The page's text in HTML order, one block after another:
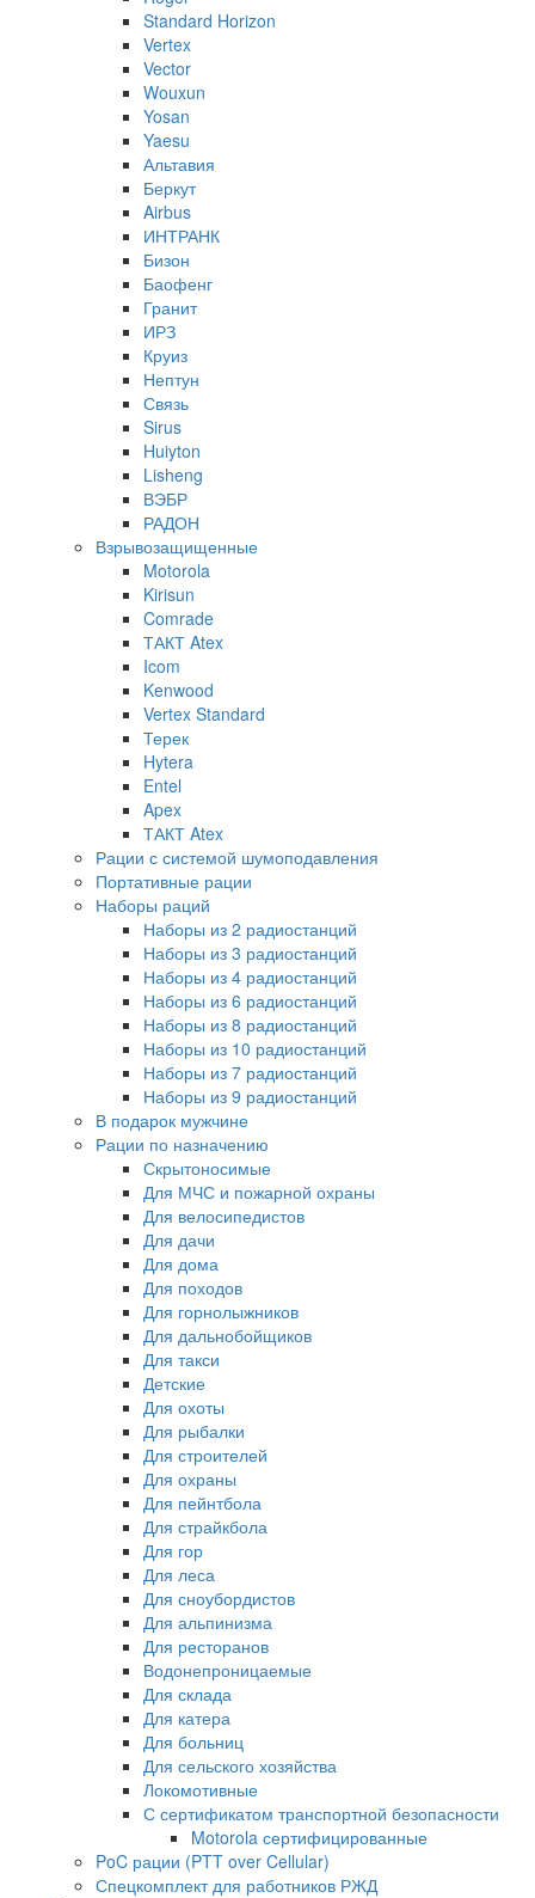
Standard Horizon
Vertex
Vector
Wouxun
Yosan
Yaesu
Альтавия
Беркут
Airbus
ИНТРАНК
Бизон
Баофенг
Гранит
ИРЗ
Круиз
Нептун
Связь
Sirus
Huiyton
Lisheng
ВЭБР
РАДОН
Взрывозащищенные
Motorola
Kirisun
Comrade
ТАКТ Atex
Icom
Kenwood
Vertex Standard
Терек
Hytera
Entel
Apex
ТАКТ Atex
Рации с системой шумоподавления
Портативные рации
Наборы раций
Наборы из 2 радиостанций
Наборы из 3 радиостанций
Наборы из 4 радиостанций
Наборы из 6 радиостанций
Наборы из 8 радиостанций
Наборы из 10 радиостанций
Наборы из 7 радиостанций
Наборы из 9 радиостанций
В подарок мужчине
Рации по назначению
Скрытоносимые
Для МЧС и пожарной охраны
Для велосипедистов
Для дачи
Для дома
Для походов
Для горнолыжников
Для дальнобойщиков
Для такси
Детские
Для охоты
Для рыбалки
Для строителей
Для охраны
Для пейнтбола
Для страйкбола
Для гор
Для леса
Для сноубордистов
Для альпинизма
Для ресторанов
Водонепроницаемые
Для склада
Для катера
Для больниц
Для сельского хозяйства
Локомотивные
С сертификатом транспортной безопасности
Motorola сертифицированные
PoC рации (PTT over Cellular)
Спецкомплект для работников РЖД